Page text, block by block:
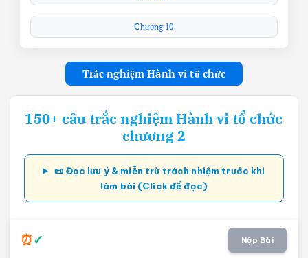
Chương 10
Trắc nghiệm Hành vi tổ chức
150+ câu trắc nghiệm Hành vi tổ chức
chương 2
📜 Đọc lưu ý & miễn trừ trách nhiệm trước khi
làm bài (Click để đọc)
Nộp Bài